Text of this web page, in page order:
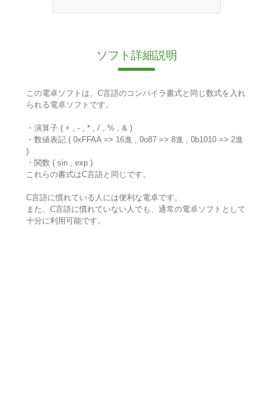
ソフト詳細説明
この電卓ソフトは、C言語のコンパイラ書式と同じ数式を入れ
られる電卓ソフトです。
・演算子 ( + , - , * , / , % , & )
・数値表記 ( 0xFFAA => 16進 , 0o87 => 8進 , 0b1010 => 2進
)
・関数 ( sin , exp )
これらの書式はC言語と同じです。
C言語に慣れている人には便利な電卓です。
また、C言語に慣れていない人でも、通常の電卓ソフトとして
十分に利用可能です。